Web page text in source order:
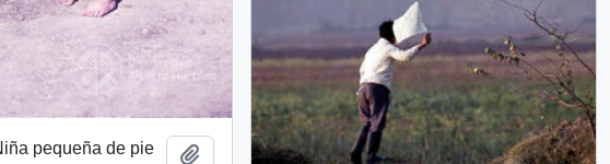
pequeña de pie
Add to clipboard